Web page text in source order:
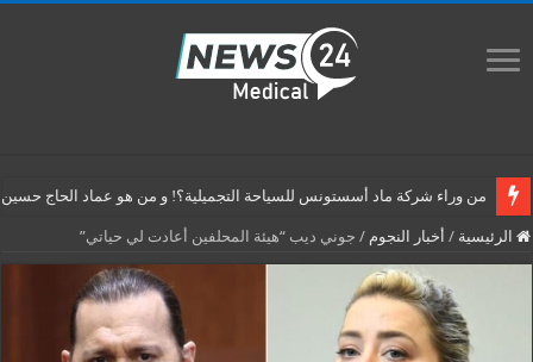
من وراء شركة ماد أسستونس للسياحة التجميلية؟! و من هو عماد الحاج حسين
الرئيسية / أخبار النجوم / جوني ديب “هيئة المحلفين أعادت لي حياتي”